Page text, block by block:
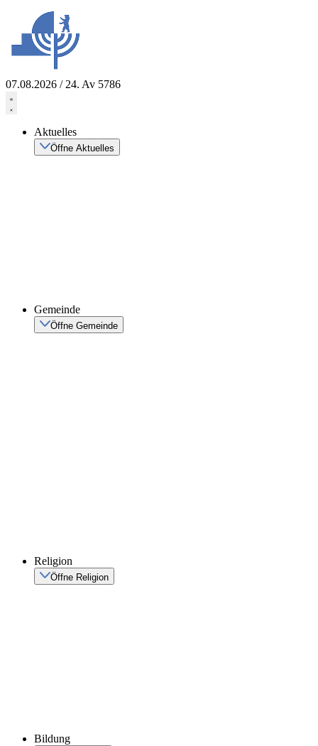
springen
07.08.2026 / 24. Av 5786
Aktuelles
Öffne Aktuelles
Gemeinde
Öffne Gemeinde
Religion
Öffne Religion
Bildung